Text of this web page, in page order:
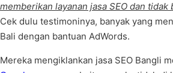
memberikan layanan jasa SEO dan
Cek dulu testimoninya, banyak yang
Bali dengan bantuan AdWords.
Mereka mengiklankan jasa SEO Bangli